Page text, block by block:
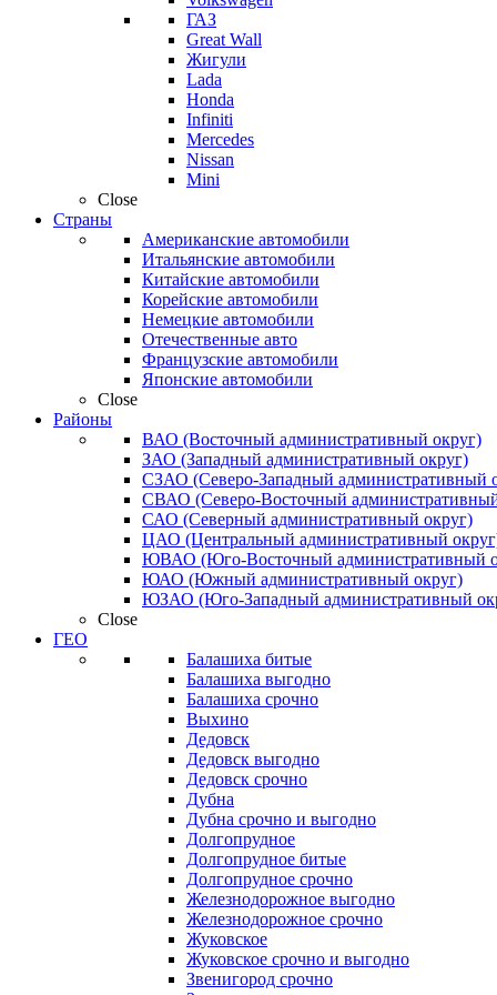
ГАЗ
Great Wall
Жигули
Lada
Honda
Infiniti
Mercedes
Nissan
Mini
Close
Страны
Американские автомобили
Итальянские автомобили
Китайские автомобили
Корейские автомобили
Немецкие автомобили
Отечественные авто
Французские автомобили
Японские автомобили
Close
Районы
ВАО (Восточный административный округ)
ЗАО (Западный административный округ)
СЗАО (Северо-Западный административный
СВАО (Северо-Восточный
САО (Северный административный округ)
ЦАО (Центральный административный
ЮВАО (Юго-Восточный административный
ЮАО (Южный административный округ)
ЮЗАО (Юго-Западный административный
Close
ГЕО
Балашиха битые
Балашиха выгодно
Балашиха срочно
Выхино
Дедовск
Дедовск выгодно
Дедовск срочно
Дубна
Дубна срочно и выгодно
Долгопрудное
Долгопрудное битые
Долгопрудное срочно
Железнодорожное выгодно
Железнодорожное срочно
Жуковское
Жуковское срочно и выгодно
Звенигород срочно